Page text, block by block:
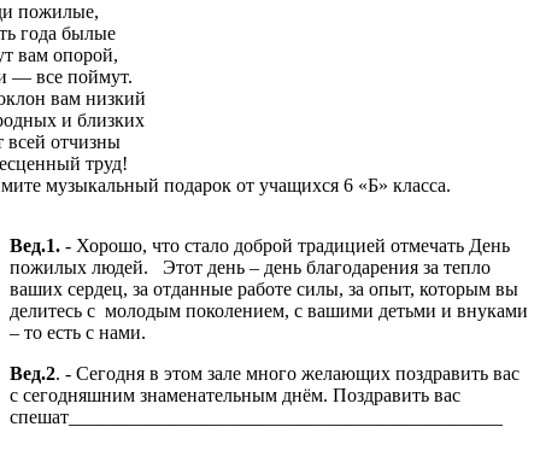
пожилые,
года былые
вам опорой,
— все поймут.
вам низкий
и близких
всей отчизны
труд!
музыкальный подарок от учащихся 6 «Б» класса.
Вед.1. - Хорошо, что стало доброй традицией отмечать День
пожилых людей. Этот день – день благодарения за тепло
ваших сердец, за отданные работе силы, за опыт, которым вы
делитесь с молодым поколением, с вашими детьми и внуками
– то есть с нами.
Вед.2. - Сегодня в этом зале много желающих поздравить вас
с сегодняшним знаменательным днём. Поздравить вас
спешат_____________________________________________